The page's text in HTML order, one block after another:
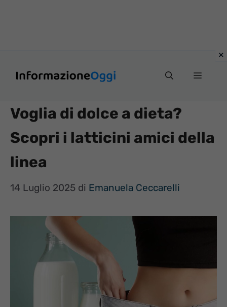
Menu
Voglia di dolce a dieta?
Scopri i latticini amici della
linea
14 Luglio 2025 di Emanuela Ceccarelli